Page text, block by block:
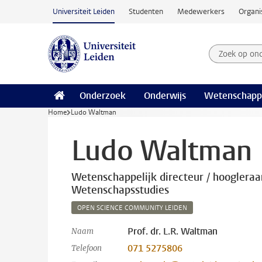
Ga naar hoofdinhoud
Universiteit Leiden Studenten Medewerkers
Zoek op
Zoekterm
Onderzoek Onderwijs
Home Ludo Waltman
Ludo Waltman
Wetenschappelijk directeur /
Wetenschapsstudies
OPEN SCIENCE COMMUNITY LEIDEN
Naam Prof. dr. L.R. Waltman
Telefoon 071 5275806